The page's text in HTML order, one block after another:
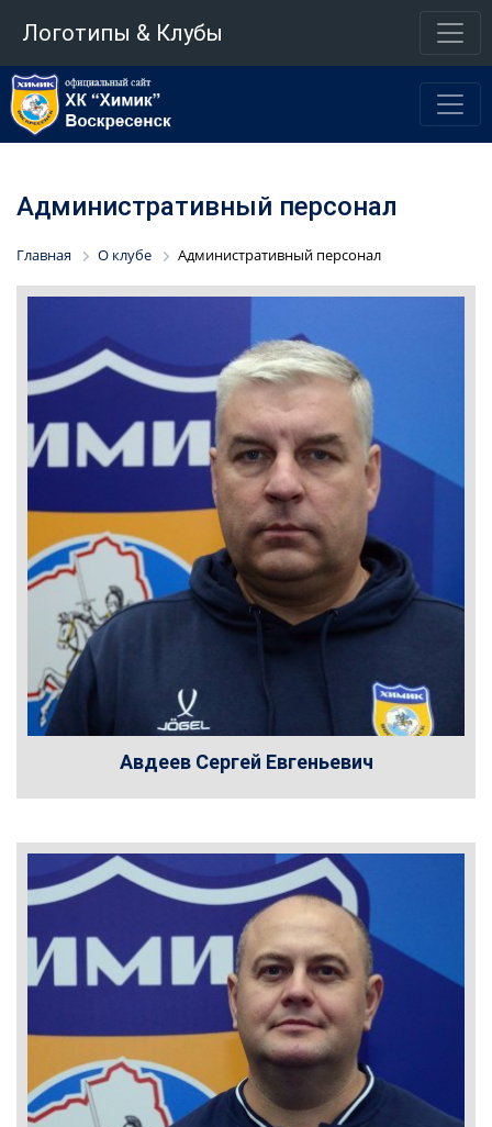
Логотипы & Клубы
Административный персонал
Главная О клубе Административный персонал
Авдеев Сергей Евгеньевич